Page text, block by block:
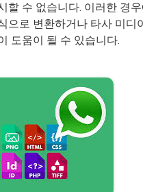
할 수 없습니다. 이러한 경
으로 변환하거나 타사 미디
도움이 될 수 있습니다.